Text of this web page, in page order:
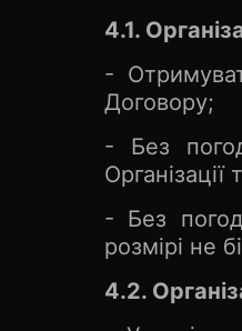
4.1.
-
Договору;
- Без
- Без
розмірі не
4.2.